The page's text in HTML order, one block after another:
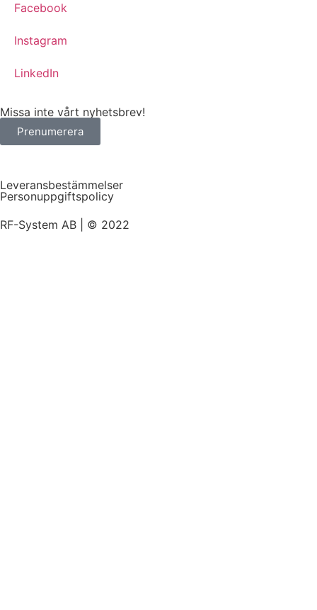
Facebook
Instagram
LinkedIn
Missa inte vårt nyhetsbrev!
Prenumerera
Leveransbestämmelser
Personuppgiftspolicy
RF-System AB | © 2022